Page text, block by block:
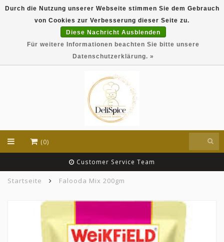
DeliSpice is your online Indian grocery shop with
exclusive brands like Daawat, Suhana, DeliSpice
and many more !!!
(0)
Customer Service Team
Startseite Falooda Mix 200gm
Durch die Nutzung unserer Webseite stimmen Sie dem Gebrauch
von Cookies zur Verbesserung dieser Seite zu.
Diese Nachricht Ausblenden
Für weitere Informationen beachten Sie bitte unsere
Datenschutzerklärung. »